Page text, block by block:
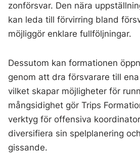
zonförsvar. Den nära
kan leda till förvirring bland
möjliggör enklare fullföljningar.
Dessutom kan formationen
genom att dra försvarare till
vilket skapar möjligheter för
mångsidighet gör Trips
verktyg för offensiva
diversifiera sin spelplanering
gissande.